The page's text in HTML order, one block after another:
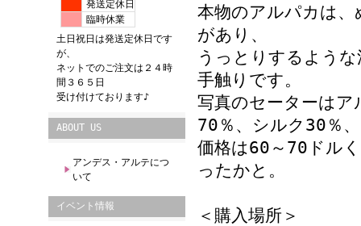
発送定休日
臨時休業
土日祝日は発送定休日です
が、
ネットでのご注文は２４時
間３６５日
受け付けております♪
ABOUT US
アンデス・アルテにつ
いて
イベント情報
本物のアルパカは、
があり、
うっとりするよう
手触りです。
写真のセーターはア
70％、シルク30％、
価格は60～70ドル
ったかと。
＜購入場所＞